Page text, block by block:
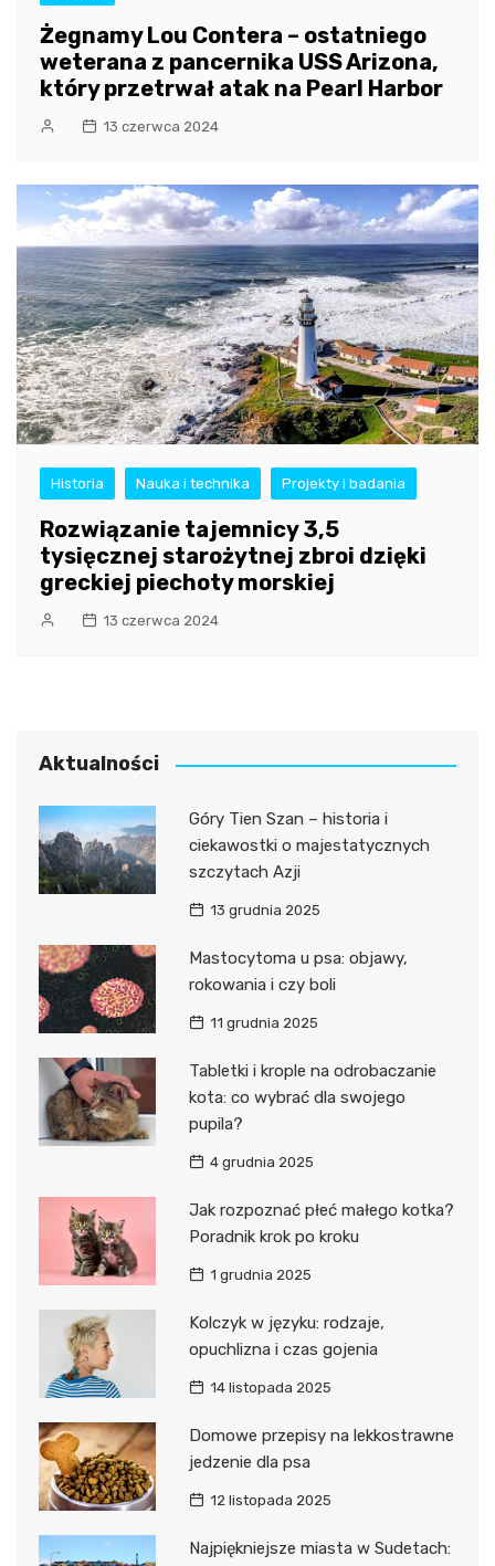
Żegnamy Lou Contera – ostatniego
weterana z pancernika USS Arizona,
który przetrwał atak na Pearl Harbor
13 czerwca 2024
Historia Nauka i technika Projekty i badania
Rozwiązanie tajemnicy 3,5
tysięcznej starożytnej zbroi dzięki
greckiej piechoty morskiej
13 czerwca 2024
Aktualności
Góry Tien Szan – historia i
ciekawostki o majestatycznych
szczytach Azji
13 grudnia 2025
Mastocytoma u psa: objawy,
rokowania i czy boli
11 grudnia 2025
Tabletki i krople na odrobaczanie
kota: co wybrać dla swojego
pupila?
4 grudnia 2025
Jak rozpoznać płeć małego kotka?
Poradnik krok po kroku
1 grudnia 2025
Kolczyk w języku: rodzaje,
opuchlizna i czas gojenia
14 listopada 2025
Domowe przepisy na lekkostrawne
jedzenie dla psa
12 listopada 2025
Najpiękniejsze miasta w Sudetach: